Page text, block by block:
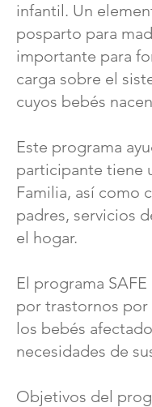
infantil. Un
posparto para
importante para
carga sobre el
cuyos bebés
Este programa
participante tiene
Familia, así como
padres, servicios
el hogar.
El programa
por trastornos por
los bebés
necesidades de
Objetivos del